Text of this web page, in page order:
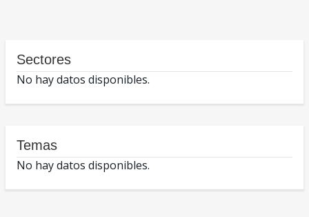
Sectores
No hay datos disponibles.
Temas
No hay datos disponibles.